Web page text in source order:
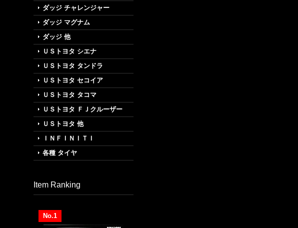
ダッジ チャレンジャー
ダッジ マグナム
ダッジ 他
ＵＳトヨタ シエナ
ＵＳトヨタ タンドラ
ＵＳトヨタ セコイア
ＵＳトヨタ タコマ
ＵＳトヨタ ＦＪクルーザー
ＵＳトヨタ 他
ＩＮＦＩＮＩＴＩ
各種 タイヤ
Item Ranking
No.1